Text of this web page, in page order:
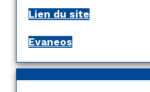
Lien du site
Evaneos